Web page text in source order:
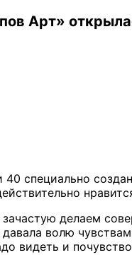
Арт»
специально
делаем
волю
видеть и